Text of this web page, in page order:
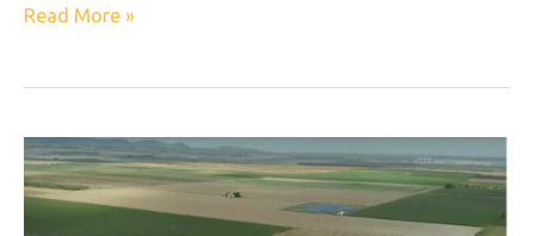
Read More »
Γαλακτοβιομηχανία
ΕΒΟΛ: